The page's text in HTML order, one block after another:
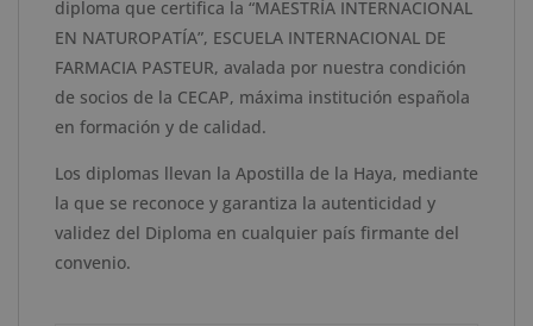
diploma que certifica la “MAESTRÍA INTERNACIONAL
EN NATUROPATÍA”, ESCUELA INTERNACIONAL DE
FARMACIA PASTEUR, avalada por nuestra condición
de socios de la CECAP, máxima institución española
en formación y de calidad.
Los diplomas llevan la Apostilla de la Haya, mediante
la que se reconoce y garantiza la autenticidad y
validez del Diploma en cualquier país firmante del
convenio.